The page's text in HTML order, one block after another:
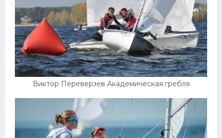
Виктор Переверзев Академическая гребля